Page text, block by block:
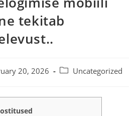
tekitab
20, 2026 Uncategorized